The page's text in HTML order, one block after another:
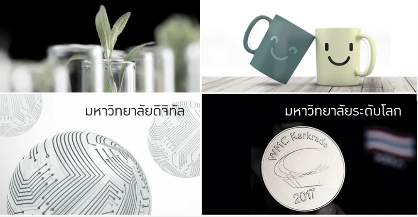
เกษตรศาสตร์ มีพื้นที่เขียวสดใส หนาแน่น
เป็นป่าในเมือง (URBAN FOREST)
เกษตรในเมือง (URBAN AGRICULTURE)
ที่นับรวมกันได้ประมาณ 1,400 ไร่
ให้กับประชาชน
มหาวิทยาลัยรับผิดชอบต่อสังคม
ร่วมมือกับชุมชน เพื่อความกินดีอยู่ดี
และความสุขอย่างยั่งยืน
มองปัญหาในภาพกว้าง
แก้ไขจากปัญหาจุดเล็กๆ
มหาวิทยาลัยดิจิทัล มหาวิทยา
พร้อมที่จ
และผลักดันในการใช้ระบบส
เพื่อการทำงานแ
มหาวิทยาลัยระดับโลก